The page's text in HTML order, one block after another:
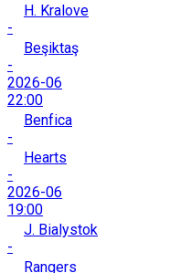
H. Kralove
-
Beşiktaş
-
2026-06
22:00
Benfica
-
Hearts
-
2026-06
19:00
J. Bialystok
-
Rangers